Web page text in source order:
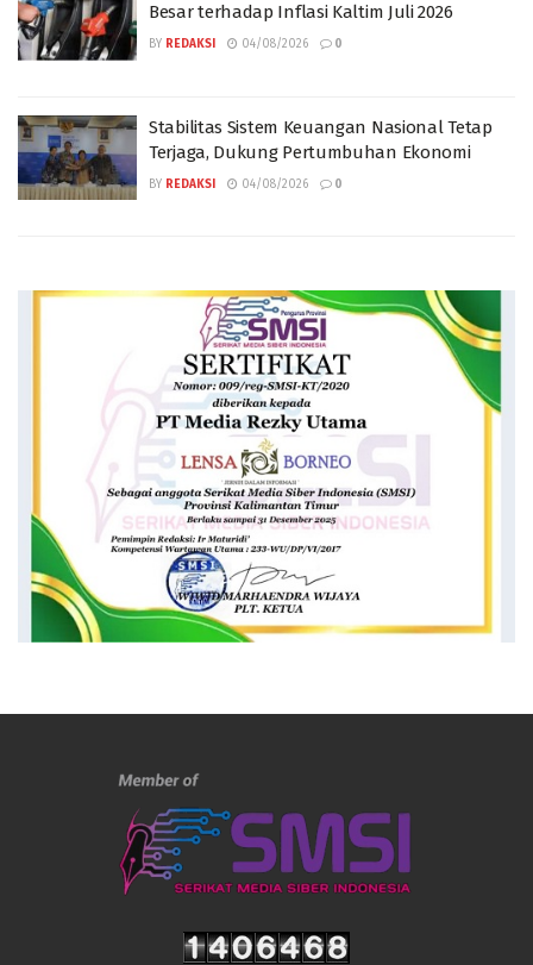
Besar terhadap Inflasi Kaltim Juli 2026
BY REDAKSI 04/08/2026 0
Stabilitas Sistem Keuangan Nasional Tetap
Terjaga, Dukung Pertumbuhan Ekonomi
BY REDAKSI 04/08/2026 0